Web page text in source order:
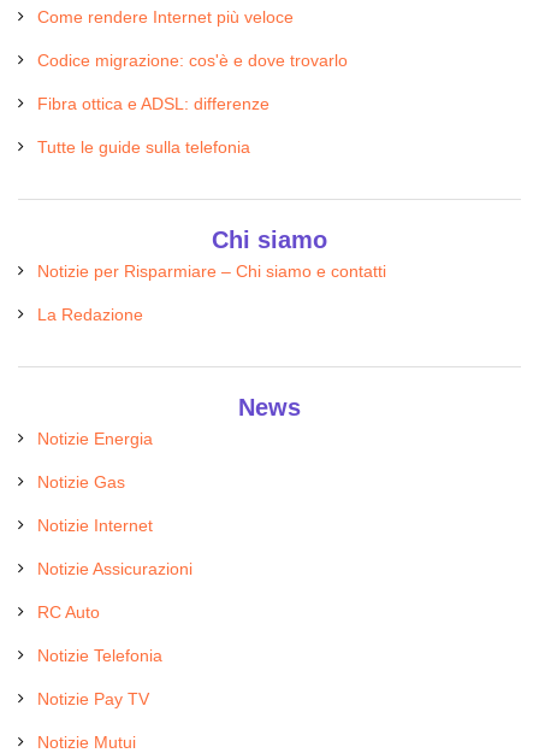
Come rendere Internet più veloce
Codice migrazione: cos'è e dove trovarlo
Fibra ottica e ADSL: differenze
Tutte le guide sulla telefonia
Chi siamo
Notizie per Risparmiare – Chi siamo e contatti
La Redazione
News
Notizie Energia
Notizie Gas
Notizie Internet
Notizie Assicurazioni
RC Auto
Notizie Telefonia
Notizie Pay TV
Notizie Mutui